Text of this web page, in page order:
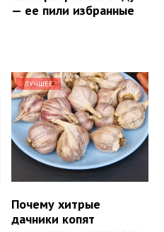
— ее пили избранные
ЛУЧШЕЕ
Почему хитрые
дачники копят